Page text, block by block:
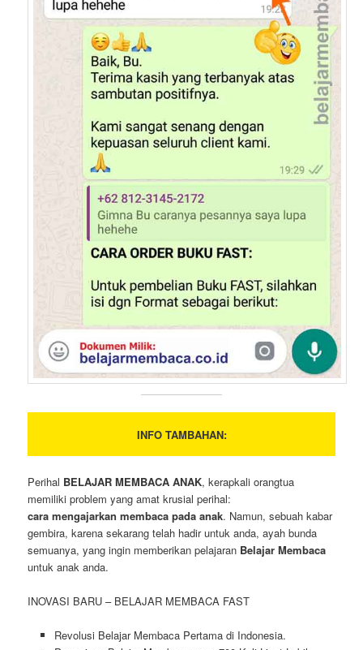
INFO TAMBAHAN:
Perihal BELAJAR MEMBACA ANAK, kerapkali orangtua
memiliki problem yang amat krusial perihal:
cara mengajarkan membaca pada anak. Namun, sebuah kabar
gembira, karena sekarang telah hadir untuk anda, ayah bunda
semuanya, yang ingin memberikan pelajaran Belajar Membaca
untuk anak anda.
INOVASI BARU – BELAJAR MEMBACA FAST
Revolusi Belajar Membaca Pertama di Indonesia.